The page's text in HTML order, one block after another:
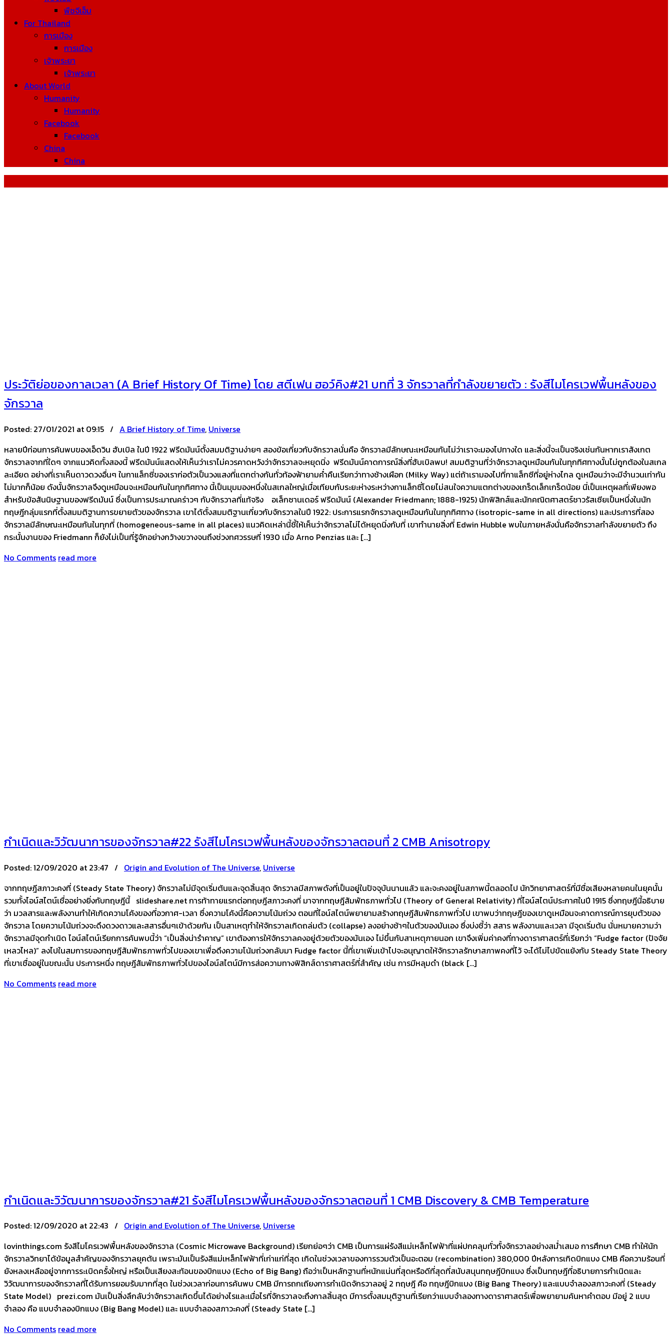
พืชจีเอ็ม
For Thailand
การเมือง
การเมือง
เจ้าพระยา
เจ้าพระยา
About World
Humanity
Humanity
Facebook
Facebook
China
China
ประวัติย่อของกาลเวลา (A Brief History Of Time) โดย สตีเฟน ฮอว์คิง#21 บทที่ 3 จักรวาลที่กำลังขยายตัว : รังสีไมโครเวฟพื้นหลังของ
จักรวาล
Posted: 27/01/2021 at 09:15 / A Brief History of Time, Universe
หลายปีก่อนการค้นพบของเอ็ดวิน ฮับเบิล ในปี 1922 ฟรีดมันน์ตั้งสมมติฐานง่ายๆ สองข้อเกี่ยวกับจักรวาลนั่นคือ จักรวาลมีลักษณะเหมือนกันไม่ว่าเราจะมองไปทางใด และสิ่งนี้จะเป็นจริงเช่นกันหากเราสังเกต
จักรวาลจากที่ใดๆ จากแนวคิดทั้งสองนี้ ฟรีดมันน์แสดงให้เห็นว่าเราไม่ควรคาดหวังว่าจักรวาลจะหยุดนิ่ง ฟรีดมันน์คาดการณ์สิ่งที่ฮับเบิลพบ! สมมติฐานที่ว่าจักรวาลดูเหมือนกันในทุกทิศทางนั้นไม่ถูกต้องในสเกล
ละเอียด อย่างที่เราเห็นดาวดวงอื่นๆ ในกาแล็กซี่ของเราก่อตัวเป็นวงแสงที่แตกต่างกันทั่วท้องฟ้ายามค่ำคืนเรียกว่าทางช้างเผือก (Milky Way) แต่ถ้าเรามองไปที่กาแล็กซีที่อยู่ห่างไกล ดูเหมือนว่าจะมีจำนวนเท่ากัน
ไม่มากก็น้อย ดังนั้นจักรวาลจึงดูเหมือนจะเหมือนกันในทุกทิศทาง นี้เป็นมุมมองหนึ่งในสเกลใหญ่เมื่อเทียบกับระยะห่างระหว่างกาแล็กซี่โดยไม่สนใจความแตกต่างของเกร็ดเล็กเกร็ดน้อย นี่เป็นเหตุผลที่เพียงพอ
สำหรับข้อสันนิษฐานของฟรีดมันน์ ซึ่งเป็นการประมาณคร่าวๆ กับจักรวาลที่แท้จริง อเล็กซานเดอร์ ฟรีดมันน์ (Alexander Friedmann; 1888-1925) นักฟิสิกส์และนักคณิตศาสตร์ชาวรัสเซียเป็นหนึ่งในนัก
ทฤษฎีกลุ่มแรกที่ตั้งสมมติฐานการขยายตัวของจักรวาล เขาได้ตั้งสมมติฐานเกี่ยวกับจักรวาลในปี 1922: ประการแรกจักรวาลดูเหมือนกันในทุกทิศทาง (isotropic-same in all directions) และประการที่สอง
จักรวาลมีลักษณะเหมือนกันในทุกที่ (homogeneous-same in all places) แนวคิดเหล่านี้ชี้ให้เห็นว่าจักรวาลไม่ได้หยุดนิ่งกับที่ เขาทำนายสิ่งที่ Edwin Hubble พบในภายหลังนั่นคือจักรวาลกำลังขยายตัว ถึง
กระนั้นงานของ Friedmann ก็ยังไม่เป็นที่รู้จักอย่างกว้างขวางจนถึงช่วงทศวรรษที่ 1930 เมื่อ Arno Penzias และ […]
No Comments read more
กำเนิดและวิวัฒนาการของจักรวาล#22 รังสีไมโครเวฟพื้นหลังของจักรวาลตอนที่ 2 CMB Anisotropy
Posted:12/09/2020 at 23:47 / Origin and Evolution of The Universe, Universe
จากทฤษฎีสภาวะคงที่ (Steady State Theory) จักรวาลไม่มีจุดเริ่มต้นและจุดสิ้นสุด จักรวาลมีสภาพดังที่เป็นอยู่ในปัจจุบันนานแล้ว และจะคงอยู่ในสภาพนี้ตลอดไป นักวิทยาศาสตร์ที่มีชื่อเสียงหลายคนในยุคนั้น
รวมทั้งไอน์สไตน์เชื่ออย่างยิ่งกับทฤษฎีนี้ slideshare.net การท้าทายแรกต่อทฤษฎีสภาวะคงที่ มาจากทฤษฎีสัมพัทธภาพทั่วไป (Theory of General Relativity) ที่ไอน์สไตน์ประกาศในปี 1915 ซึ่งทฤษฎีนี้อธิบาย
ว่า มวลสารและพลังงานทำให้เกิดความโค้งของที่อวกาศ-เวลา ซึ่งความโค้งนี้คือความโน้มถ่วง ตอนที่ไอน์สไตน์พยายามสร้างทฤษฎีสัมพัทธภาพทั่วไป เขาพบว่าทฤษฎีของเขาดูเหมือนจะคาดการณ์การยุบตัวของ
จักรวาล โดยความโน้มถ่วงจะดึงดวงดาวและสสารอื่นๆเข้าด้วยกัน เป็นสาเหตุทำให้จักรวาลเกิดถล่มตัว (collapse) ลงอย่างช้าๆในตัวของมันเอง ซึ่งบ่งชี้ว่า สสาร พลังงานและเวลา มีจุดเริ่มต้น นั่นหมายความว่า
จักรวาลมีจุดกำเนิด ไอน์สไตน์เรียกการค้นพบนี้ว่า “เป็นสิ่งน่ารำคาญ” เขาต้องการให้จักรวาลคงอยู่ด้วยตัวของมันเอง ไม่ขึ้นกับสาเหตุภายนอก เขาจึงเพิ่มค่าคงที่ทางดาราศาสตร์ที่เรียกว่า “Fudge factor (ปัจจัย
เหลวไหล)” ลงไปในสมการของทฤษฎีสัมพัทธภาพทั่วไปของเขาเพื่อดึงความโน้มถ่วงกลับมา Fudge factor นี้ที่เขาเพิ่มเข้าไปจะอนุญาตให้จักรวาลรักษาสภาพคงที่ไว้ จะได้ไม่ไปขัดแย้งกับ Steady State Theory
ที่เขาเชื่ออยู่ในขณะนั้น ประการหนึ่ง ทฤษฎีสัมพัทธภาพทั่วไปของไอน์สไตน์มีการส่อความทางฟิสิกส์ดาราศาสตร์ที่สำคัญ เช่น การมีหลุมดำ (black […]
No Comments read more
กำเนิดและวิวัฒนาการของจักรวาล#21 รังสีไมโครเวฟพื้นหลังของจักรวาลตอนที่ 1 CMB Discovery & CMB Temperature
Posted:12/09/2020 at 22:43 / Origin and Evolution of The Universe, Universe
lovinthings.com รังสีไมโครเวฟพื้นหลังของจักรวาล (Cosmic Microwave Background) เรียกย่อๆว่า CMB เป็นการแผ่รังสีแม่เหล็กไฟฟ้าที่แผ่ปกคลุมทั่วทั้งจักรวาลอย่างสม่ำเสมอ การศึกษา CMB ทำให้นัก
จักรวาลวิทยาได้ข้อมูลสำคัญของจักรวาลยุคต้น เพราะมันเป็นรังสีแม่เหล็กไฟฟ้าที่เก่าแก่ที่สุด เกิดในช่วงเวลาของการรวมตัวเป็นอะตอม (recombination) 380,000 ปีหลังการเกิดบิกแบง CMB คือความร้อนที่
ยังหลงเหลืออยู่จากการระเบิดครั้งใหญ่ หรือเป็นเสียงสะท้อนของบิกแบง (Echo of Big Bang) ถือว่าเป็นหลักฐานที่หนักแน่นที่สุดหรือดีที่สุดที่สนับสนุนทฤษฎีบิกแบง ซึ่งเป็นทฤษฎีที่อธิบายการกำเนิดและ
วิวัฒนาการของจักรวาลที่ได้รับการยอมรับมากที่สุด ในช่วงเวลาก่อนการค้นพบ CMB มีการถกเถียงการกำเนิดจักรวาลอยู่ 2 ทฤษฎี คือ ทฤษฎีบิกแบง (Big Bang Theory) และแบบจำลองสภาวะคงที่ (Steady
State Model) prezi.com มันเป็นสิ่งลึกลับว่าจักรวาลเกิดขึ้นได้อย่างไรและเมื่อไรที่จักรวาลจะถึงกาลสิ้นสุด มีการตั้งสมมุติฐานที่เรียกว่าแบบจำลองทางดาราศาสตร์เพื่อพยายามค้นหาคำตอบ มีอยู่ 2 แบบ
จำลอง คือ แบบจำลองบิกแบง (Big Bang Model) และ แบบจำลองสภาวะคงที่ (Steady State […]
No Comments read more